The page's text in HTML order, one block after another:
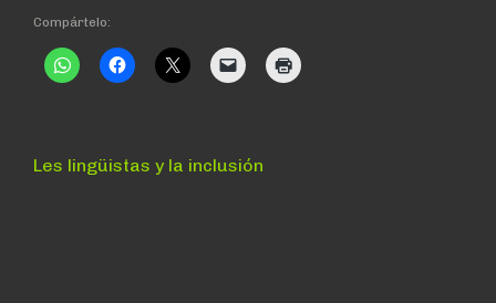
Compártelo:
Navegación
Anterior:
Les lingüistas y la inclusión